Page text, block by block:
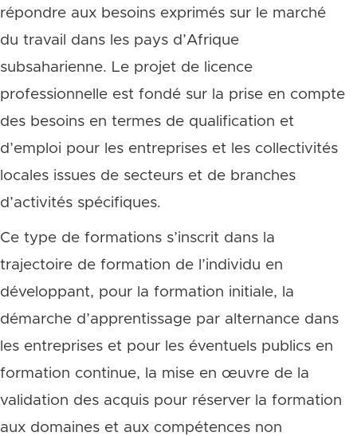
répondre aux besoins exprimés sur le marché
du travail dans les pays d’Afrique
subsaharienne. Le projet de licence
professionnelle est fondé sur la prise en compte
des besoins en termes de qualification et
d’emploi pour les entreprises et les collectivités
locales issues de secteurs et de branches
d’activités spécifiques.
Ce type de formations s’inscrit dans la
trajectoire de formation de l’individu en
développant, pour la formation initiale, la
démarche d’apprentissage par alternance dans
les entreprises et pour les éventuels publics en
formation continue, la mise en œuvre de la
validation des acquis pour réserver la formation
aux domaines et aux compétences non